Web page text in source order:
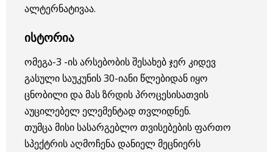
ალტერნატივაა.
ისტორია
ომეგა-3 -ის არსებობის შესახებ ჯერ კიდევ
გასული საუკუნის 30-იანი წლებიდან იყო
ცნობილი და მას ზრდის პროცესისათვის
აუცილებელ ელემენტად თვლიდნენ.
თუმცა მისი სასარგებლო თვისებების ფართო
სპექტრის აღმოჩენა დანიელ მეცნიერს